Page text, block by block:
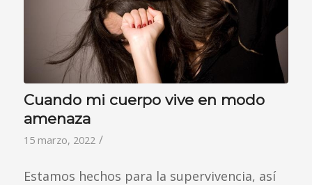
Cuando mi cuerpo vive en modo
amenaza
15 marzo, 2022 /
Estamos hechos para la supervivencia, así